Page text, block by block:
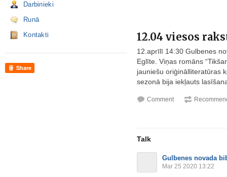
Darbinieki
Runā
Kontakti
Share
12.04 viesos
12.aprīlī 14:30 Gulbenes
Eglīte. Viņas romāns
jauniešu oriģinālliteratūras
sezonā bija iekļauts
Comment
Talk
Gulbenes novada
Mar 25 2020 13:22